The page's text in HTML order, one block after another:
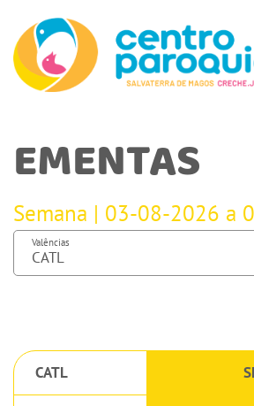
EMENTAS
Semana | 03-08-2026 a
Valências
CATL